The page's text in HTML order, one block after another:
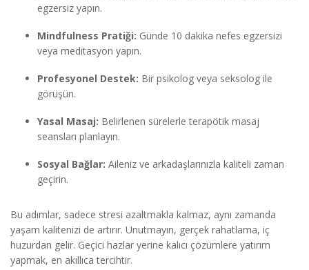
egzersiz yapın.
Mindfulness Pratiği: Günde 10 dakika nefes egzersizi
veya meditasyon yapın.
Profesyonel Destek: Bir psikolog veya seksolog ile
görüşün.
Yasal Masaj: Belirlenen sürelerle terapötik masaj
seansları planlayın.
Sosyal Bağlar: Aileniz ve arkadaşlarınızla kaliteli zaman
geçirin.
Bu adımlar, sadece stresi azaltmakla kalmaz, aynı zamanda
yaşam kalitenizi de artırır. Unutmayın, gerçek rahatlama, iç
huzurdan gelir. Geçici hazlar yerine kalıcı çözümlere yatırım
yapmak, en akıllıca tercihtir.